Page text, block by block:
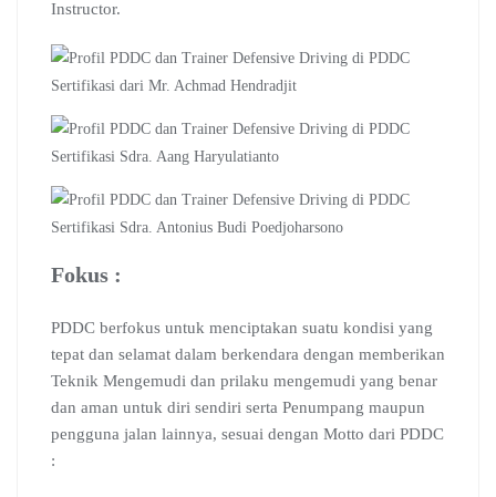
Instructor.
Sertifikasi dari Mr. Achmad Hendradjit
Sertifikasi Sdra. Aang Haryulatianto
Sertifikasi Sdra. Antonius Budi Poedjoharsono
Fokus :
PDDC berfokus untuk menciptakan suatu kondisi yang
tepat dan selamat dalam berkendara dengan memberikan
Teknik Mengemudi dan prilaku mengemudi yang benar
dan aman untuk diri sendiri serta Penumpang maupun
pengguna jalan lainnya, sesuai dengan Motto dari PDDC
: